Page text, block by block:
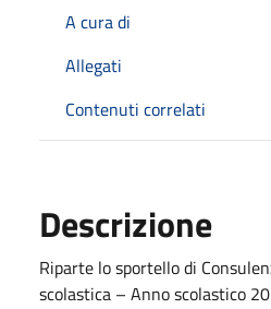
A cura di
Allegati
Contenuti correlati
Descrizione
Riparte lo sportello di
scolastica – Anno scolastico